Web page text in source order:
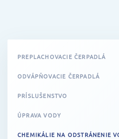
PREPLACHOVACIE ČERPADLÁ
ODVÁPŇOVACIE ČERPADLÁ
PRÍSLUŠENSTVO
ÚPRAVA VODY
CHEMIKÁLIE NA ODSTRÁNENIE